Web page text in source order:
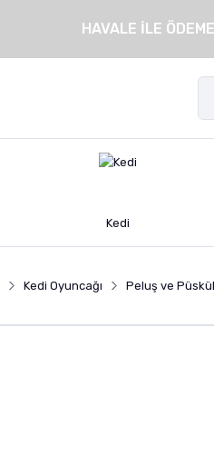
HAVALE İLE
Kedi
Kedi Oyuncağı Peluş ve